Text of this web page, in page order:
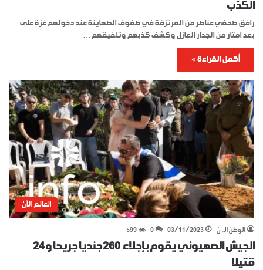
الكذب
رافق صحفي عناصر من المرتزقة في صفوف الصهاينة عند دخولهم غزة على
بعد امتار من الجدار العازل وكشف كذبهم وتلفيقهم…
أكمل القراءة »
العالم الآن
الوطن الٱن 03/11/2023
0
599
الجيش الصهيوني يقوم بإجلاء 260 جنديا جريحا و24
قتيلا